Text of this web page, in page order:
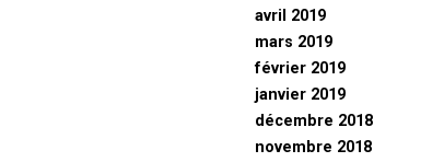
avril 2019
mars 2019
février 2019
janvier 2019
décembre 2018
novembre 2018